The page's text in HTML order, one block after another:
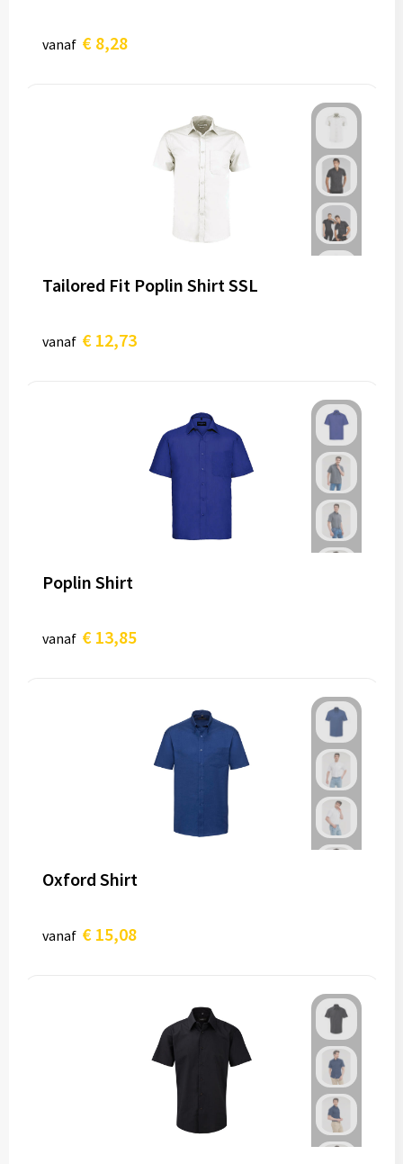
vanaf € 8,28
Tailored Fit Poplin Shirt SSL
vanaf € 12,73
Poplin Shirt
vanaf € 13,85
Oxford Shirt
vanaf € 15,08